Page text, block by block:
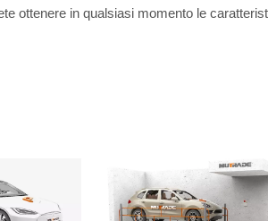
ottenere in qualsiasi momento le